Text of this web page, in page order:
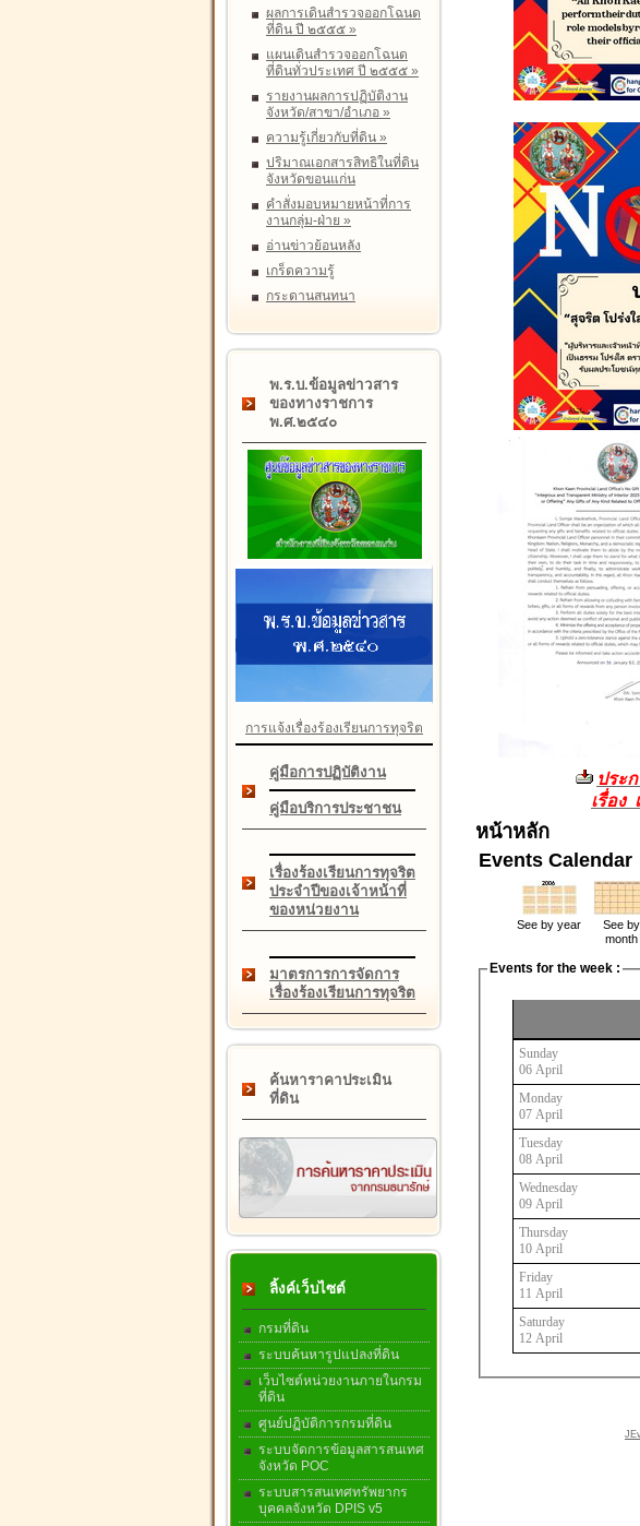
ผลการเดินสำรวจออกโฉนด
ที่ดิน ปี ๒๕๕๕ »
แผนเดินสำรวจออกโฉนด
ที่ดินทั่วประเทศ ปี ๒๕๕๕ »
รายงานผลการปฏิบัติงาน
จังหวัด/สาขา/อำเภอ »
ความรู้เกี่ยวกับที่ดิน »
ปริมาณเอกสารสิทธิในที่ดิน
จังหวัดขอนแก่น
คำสั่งมอบหมายหน้าที่การ
งานกลุ่ม-ฝ่าย »
อ่านข่าวย้อนหลัง
เกร็ดความรู้
กระดานสนทนา
พ.ร.บ.ข้อมูลข่าวสาร
ของทางราชการ
พ.ศ.๒๕๔๐
การแจ้งเรื่องร้องเรียนการทุจริต
คู่มือการปฏิบัติงาน
คู่มือบริการประชาชน
เรื่องร้องเรียนการทุจริต
ประจำปีของเจ้าหน้าที่
ของหน่วยงาน
มาตรการการจัดการ
เรื่องร้องเรียนการทุจริต
ค้นหาราคาประเมิน
ที่ดิน
ลิ้งค์เว็บไซต์
กรมที่ดิน
ระบบค้นหารูปแปลงที่ดิน
เว็บไซต์หน่วยงานภายในกรม
ที่ดิน
ศูนย์ปฏิบัติการกรมที่ดิน
ระบบจัดการข้อมูลสารสนเทศ
จังหวัด POC
ระบบสารสนเทศทรัพยากร
บุคคลจังหวัด DPIS v5
ประ
เรื่อง
หน้าหลัก
Events Calendar
See by year
See by
month
Events for the week :
Sunday
06 April
Monday
07 April
Tuesday
08 April
Wednesday
09 April
Thursday
10 April
Friday
11 April
Saturday
12 April